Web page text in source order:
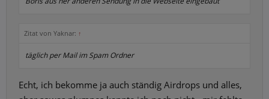
Zitat von Yaknar: ↑
täglich per Mail im Spam Ordner
Echt, ich bekomme ja auch ständig Airdrops und alles,